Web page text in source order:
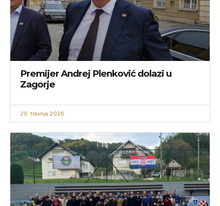
Premijer Andrej Plenković dolazi u
Zagorje
20. travnja 2026.